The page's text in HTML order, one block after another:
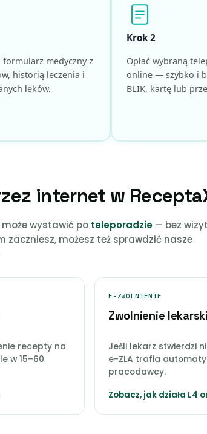
formularz medyczny z
historią leczenia i
leków.
Krok 2
Opłać wybraną
online — szybko i
BLIK, kartę lub
internet w
wystawić po teleporadzie — bez
zaczniesz, możesz też sprawdzić nasze
recepty na
w 15–60
E-ZWOLNIENIE
Zwolnienie
Jeśli lekarz stwierdzi
e-ZLA trafia
pracodawcy.
Zobacz, jak działa L4